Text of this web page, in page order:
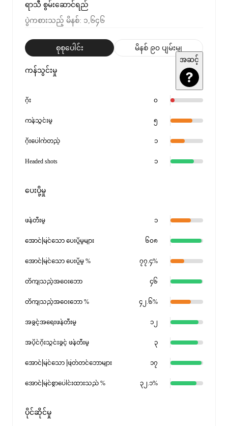
ရာသီ စွမ်းဆောင်ရည်
ပွဲကစားသည့် မိနစ်: ၁,၆၄၆
စုစုပေါင်း မိနစ် ၉၀ ပျမ်းမျှ
ကန်သွင်းမှု
အဆင့်
ဂိုး ၀
ကန်သွင်းမှု ၅
ဂိုးပေါက်တည့် ၁
Headed shots ၁
ပေးပို့မှု
ဖန်တီးမှု ၁
အောင်မြင်သော ပေးပို့မှုများ ၆၀၈
အောင်မြင်သော ပေးပို့မှု % ၇၇.၄%
တိကျသည့်အဝေးဘော ၄၆
တိကျသည့်အဝေးဘော % ၄၂.၆%
အခွင့်အရေးဖန်တီးမှု ၁၂
အပိုင်ဂိုးသွင်းခွင့် ဖန်တီးမှု ၃
အောင်မြင်သော ဖြတ်တင်ဘောများ ၁၇
အောင်မြင်စွာပေါင်းထားသည် % ၃၂.၁%
ပိုင်ဆိုင်မှု